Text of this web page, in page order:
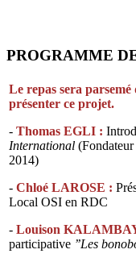
PROGRAMME
Le repas sera
présenter ce projet.
- Thomas EGLI :
International
2014)
- Chloé LAROSE :
Local OSI en RDC
- Louison
participative ’’Les